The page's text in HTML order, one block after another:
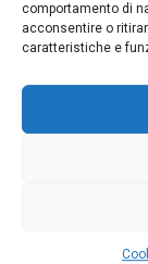
comportamento di
acconsentire o
caratteristiche e